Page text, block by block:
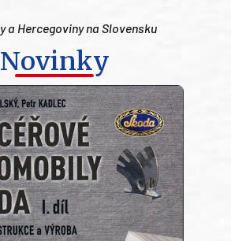
a Hercegoviny na Slovensku
Novinky